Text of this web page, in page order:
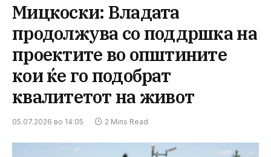
Мицкоски: Владата
продолжува со поддршка на
проектите во општините
кои ќе го подобрат
квалитетот на живот
05.07.2026 во 14:05 2 Mins Read